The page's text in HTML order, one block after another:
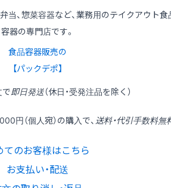
当、惣菜容器など、業務用のテイクアウト食
容器の専門店です。
食品容器販売の
【パックデポ】
で即日発送（休日・受発注品を除く）
円（個人宛）の購入で、 送料・代引手数料無
てのお客様はこちら
お支払い・配送